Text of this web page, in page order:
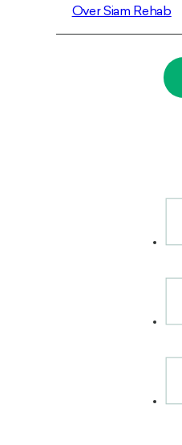
Over Siam Rehab